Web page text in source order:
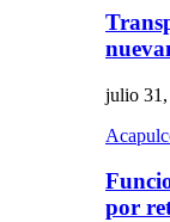
julio
por